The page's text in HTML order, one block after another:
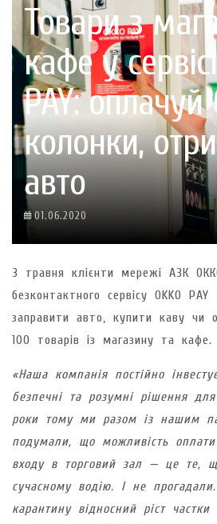
Товари з
кафе у
PAY: оплачуй
колонки,
авто
01.06.2020
З травня клієнти мережі АЗК
безконтактного сервісу OKKO
заправити авто, купити каву чи
100 товарів із магазину та кафе.
«Наша компанія постійно
безпечні та розумні рішення
роки тому ми разом із нашим
подумали, що можливість
входу в торговий зал — це те,
сучасному водію. І не
карантину відносний ріст частки